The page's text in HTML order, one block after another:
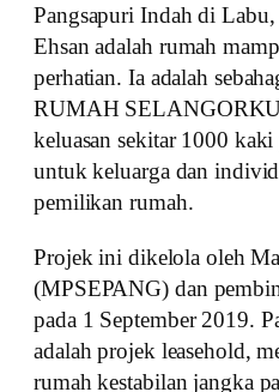
Pangsapuri Indah di
Ehsan adalah rumah
perhatian. Ia adalah
RUMAH
keluasan sekitar 1000 kaki
untuk keluarga dan
pemilikan rumah.
Projek ini dikelola oleh
(MPSEPANG) dan
pada 1 September 2019.
adalah projek leasehold,
rumah kestabilan jangka